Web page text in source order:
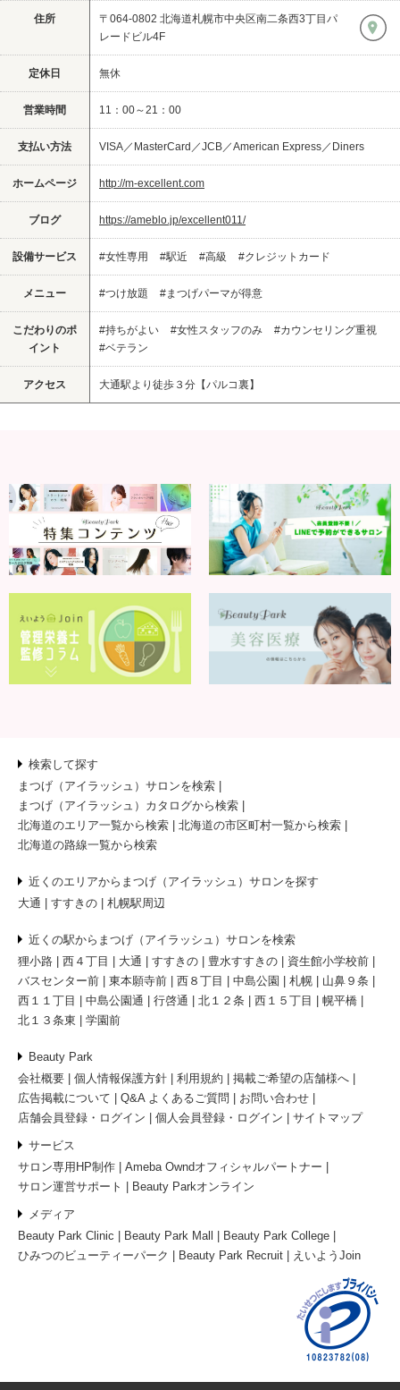
住所
〒064-0802 北海道札幌市中央区南二条西3丁目パ
レードビル4F
定休日 無休
営業時間 11：00～21：00
支払い方法 VISA／MasterCard／JCB／American Express／Diners
ホームページ http://m-excellent.com
ブログ https://ameblo.jp/excellent011/
設備サービス #女性専用 #駅近 #高級 #クレジットカード
メニュー #つけ放題 #まつげパーマが得意
こだわりのポ
イント
#持ちがよい #女性スタッフのみ
#カウンセリング重視
#ベテラン
アクセス 大通駅より徒歩３分【パルコ裏】
検索して探す
まつげ（アイラッシュ）サロンを検索
まつげ（アイラッシュ）カタログから検索
北海道のエリア一覧から検索
北海道の市区町村一覧から検索
北海道の路線一覧から検索
近くのエリアからまつげ（アイラッシュ）サロンを探す
大通
すすきの 札幌駅周辺
近くの駅からまつげ（アイラッシュ）サロンを検索
狸小路
西４丁目 大通 すすきの 豊水すすきの
資生館小学校前
バスセンター前
東本願寺前 西８丁目 中島公園 札幌
山鼻９条
西１１丁目
中島公園通 行啓通 北１２条 西１５丁目
幌平橋
北１３条東
学園前
Beauty Park
会社概要
個人情報保護方針 利用規約
掲載ご希望の店舗様へ
広告掲載について
Q&A よくあるご質問
お問い合わせ
店舗会員登録・ログイン
個人会員登録・ログイン サイトマップ
サービス
サロン専用HP制作
Ameba Owndオフィシャルパートナー
サロン運営サポート
Beauty Parkオンライン
メディア
Beauty Park Clinic
Beauty Park Mall
Beauty Park College
ひみつのビューティーパーク
Beauty Park Recruit えいようJoin